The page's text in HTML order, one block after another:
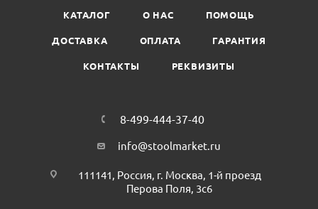
КАТАЛОГ О НАС ПОМОЩЬ
ДОСТАВКА ОПЛАТА ГАРАНТИЯ
КОНТАКТЫ РЕКВИЗИТЫ
8-499-444-37-40
info@stoolmarket.ru
111141, Россия, г. Москва, 1-й проезд
Перова Поля, 3с6